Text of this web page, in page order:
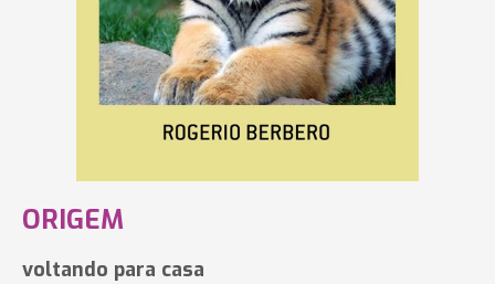
ORIGEM
voltando para casa